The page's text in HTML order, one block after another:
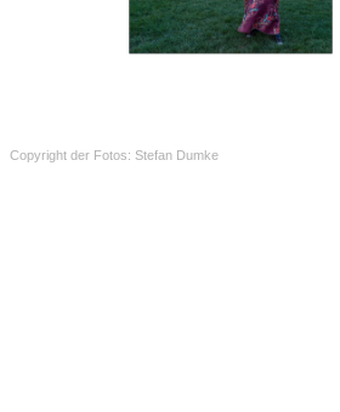
Copyright der Fotos: Stefan Dumke